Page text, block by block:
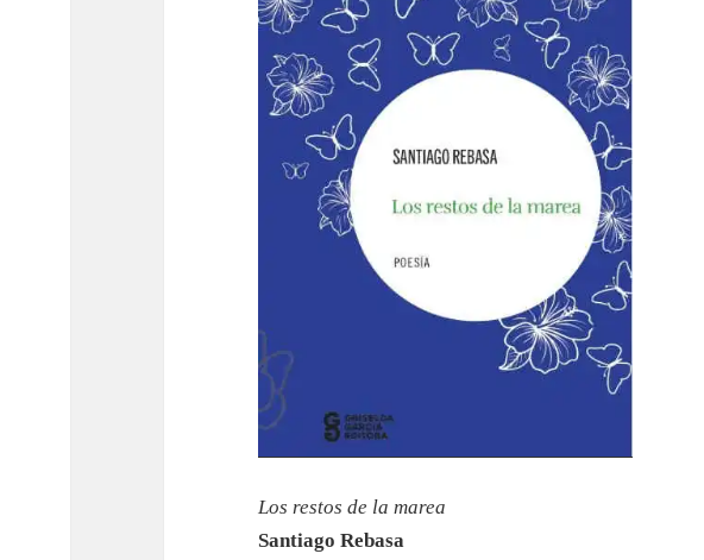
Los restos de la marea
Santiago Rebasa